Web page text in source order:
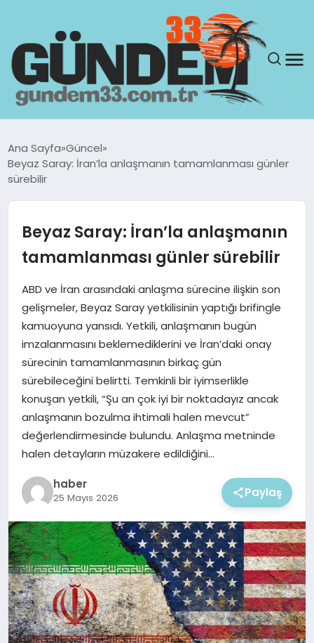
GÜNDEM
SAĞLIK
TEKNOLOJI
EKONOMI
MAGAZIN
Ana Sayfa Güncel
Beyaz Saray: İran’la anlaşmanın tamamlanması günler
sürebilir
Beyaz Saray: İran’la anlaşmanın
tamamlanması günler sürebilir
ABD ve İran arasındaki anlaşma sürecine ilişkin son
gelişmeler, Beyaz Saray yetkilisinin yaptığı brifingle
kamuoyuna yansıdı. Yetkili, anlaşmanın bugün
imzalanmasını beklemediklerini ve İran’daki onay
sürecinin tamamlanmasının birkaç gün
sürebileceğini belirtti. Temkinli bir iyimserlikle
konuşan yetkili, “Şu an çok iyi bir noktadayız ancak
anlaşmanın bozulma ihtimali halen mevcut”
değerlendirmesinde bulundu. Anlaşma metninde
halen detayların müzakere edildiğini…
haber
25 Mayıs 2026 Paylaş